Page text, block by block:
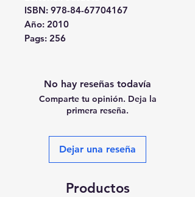
ISBN: 978-84-67704167
Año: 2010
Pags: 256
No hay reseñas todavía
Comparte tu opinión. Deja la
primera reseña.
Dejar una reseña
Productos